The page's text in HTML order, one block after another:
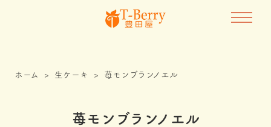
ホーム > 生ケーキ > 苺モンブランノエル
苺モンブランノエル